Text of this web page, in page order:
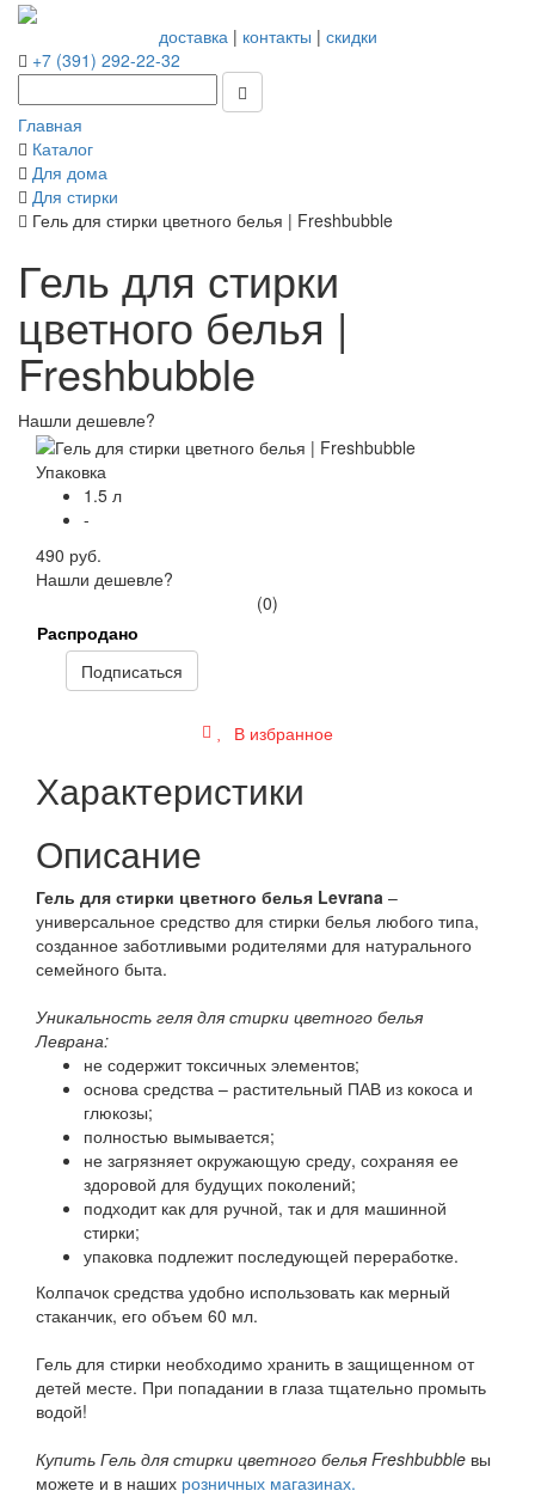
доставка| контакты | скидки
+7 (391) 292-22-32
Главная
Каталог
Для дома
Для стирки
Гель для стирки цветного белья | Freshbubble
Гель для стирки
цветного белья |
Freshbubble
Нашли дешевле?
Упаковка
1.5 л
-
490 руб.
Нашли дешевле?
(0)
Распродано
Подписаться
В избранное
Характеристики
Описание
Гель для стирки цветного белья Levrana –
универсальное средство для стирки белья любого типа,
созданное заботливыми родителями для натурального
семейного быта.
Уникальность геля для стирки цветного белья
Леврана:
не содержит токсичных элементов;
основа средства – растительный ПАВ из кокоса и
глюкозы;
полностью вымывается;
не загрязняет окружающую среду, сохраняя ее
здоровой для будущих поколений;
подходит как для ручной, так и для машинной
стирки;
упаковка подлежит последующей переработке.
Колпачок средства удобно использовать как мерный
стаканчик, его объем 60 мл.
Гель для стирки необходимо хранить в защищенном от
детей месте. При попадании в глаза тщательно промыть
водой!
Купить Гель для стирки цветного белья Freshbubble вы
можете и в наших розничных магазинах.